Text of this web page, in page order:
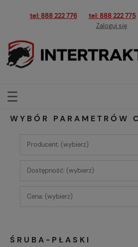
tel: 888 222 776 tel: 888 222 775
Zaloguj się
WYBÓR PARAMETRÓW
Producent: (wybierz)
Dostępność: (wybierz)
Cena: (wybierz)
ŚRUBA-PŁASKI